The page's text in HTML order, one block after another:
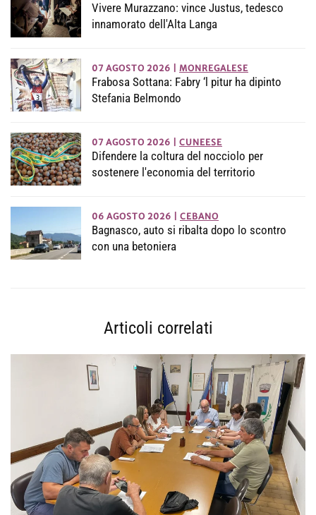
Vivere Murazzano: vince Justus, tedesco
innamorato dell'Alta Langa
07 AGOSTO 2026 MONREGALESE
Frabosa Sottana: Fabry ‘l pitur ha dipinto
Stefania Belmondo
07 AGOSTO 2026 CUNEESE
Difendere la coltura del nocciolo per
sostenere l'economia del territorio
06 AGOSTO 2026 CEBANO
Bagnasco, auto si ribalta dopo lo scontro
con una betoniera
Articoli correlati